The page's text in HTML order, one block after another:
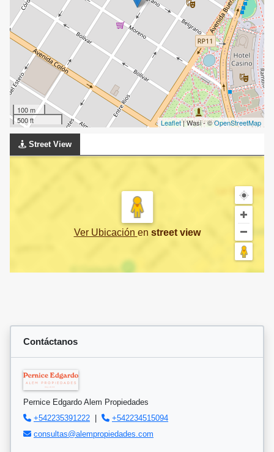
100 m
500 ft
Leaflet| Wasi - ©OpenStreetMap
Street View
Ver Ubicación en street view
Contáctanos
Pernice Edgardo Alem Propiedades
+542235391222 |
+542234515094
consultas@alempropiedades.com